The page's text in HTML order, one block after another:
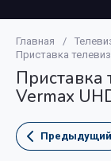
Главная /
Приставка
Приставка
Vermax
Предыдущий